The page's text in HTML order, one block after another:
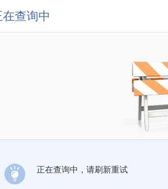
在查询中
正在查询中，请刷新重试